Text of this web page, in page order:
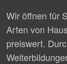
Wir öffnen für
Arten von
preiswert.